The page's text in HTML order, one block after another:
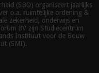
(SBO) organiseert jaarlijks
o.a. ruimtelijke ordening &
zekerheid, onderwijs en
BV zijn Studiecentrum
Instituut voor de Bouw
(SMI).